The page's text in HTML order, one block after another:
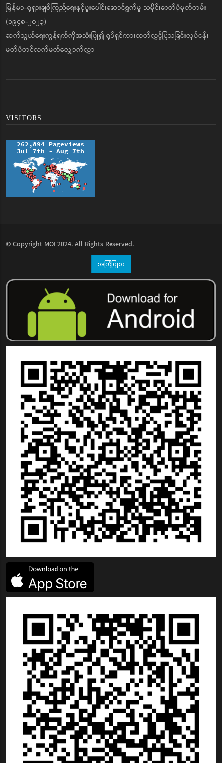
မြန်မာ-ရုရှားချစ်ကြည်ရေးနှင့်ပူးပေါင်းဆောင်ရွက်မှု သမိုင်းဓာတ်ပုံမှတ်တမ်း
(၁၉၄၈-၂၀၂၃)
ဆက်သွယ်ရေးကွန်ရက်ကိုအသုံးပြု၍ ရုပ်ရှင်ကားထုတ်လွှင့်ပြသခြင်းလုပ်ငန်း
မှတ်ပုံတင်လက်မှတ်လျှောက်လွှာ
VISITORS
© Copyright MOI 2024. All Rights Reserved.
အကြံပြုစာ